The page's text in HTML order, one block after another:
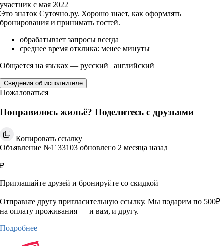
участник с мая 2022
Это знаток Суточно.ру. Хорошо знает, как оформлять
бронирования и принимать гостей.
обрабатывает запросы всегда
среднее время отклика: менее минуты
Общается на языках — русский , английский
Сведения об исполнителе
Пожаловаться
Понравилось жильё? Поделитесь с друзьями
Копировать ссылку
Объявление №1133103 обновлено 2 месяца назад
₽
Приглашайте друзей и бронируйте со скидкой
Отправьте другу пригласительную ссылку. Мы подарим по 500₽
на оплату проживания — и вам, и другу.
Подробнее